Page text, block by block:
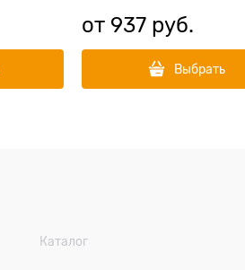
от 937 руб.
Выбрать
Каталог